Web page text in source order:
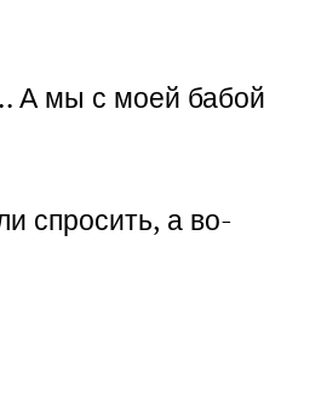
А мы с моей бабой
спросить, а во-